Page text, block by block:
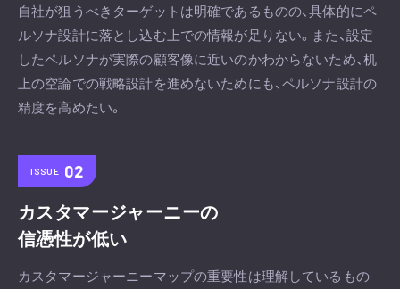
自社が狙うべきターゲットは明確であるものの、具体的にペ
ルソナ設計に落とし込む上での情報が足りない。また、設定
したペルソナが実際の顧客像に近いのかわからないため、机
上の空論での戦略設計を進めないためにも、ペルソナ設計の
精度を高めたい。
ISSUE
カスタマージャーニーの
信憑性が低い
カスタマージャーニーマップの重要性は理解しているもの